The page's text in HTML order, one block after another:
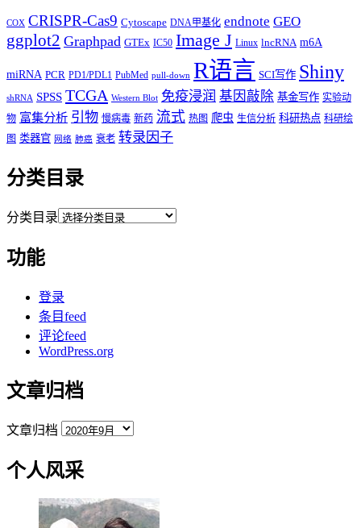
COX CRISPR-Cas9 Cytoscape DNA甲基化 endnote GEO
ggplot2 Graphpad GTEx IC50 Image J Linux lncRNA m6A
miRNA PCR PD1/PDL1 PubMed pull-down R语言 SCI写作 Shiny
shRNA SPSS TCGA Western Blot 免疫浸润 基因敲除 基金写作 实验动
物 富集分析 引物 慢病毒 新药 流式 热图 爬虫 生信分析 科研热点 科研绘
图 类器官 网络 肺癌 衰老 转录因子
分类目录
分类目录
功能
登录
条目feed
评论feed
WordPress.org
文章归档
文章归档
个人风采